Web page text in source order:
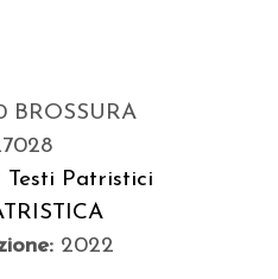
BROSSURA
Testi Patristici
2022